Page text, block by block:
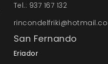
Tel.: 937 167 132
San Fernando
Eriador